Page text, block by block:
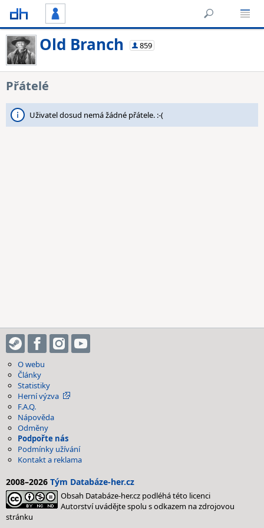
Old Branch 859
Přátelé
Uživatel dosud nemá žádné přátele. :-(
O webu
Články
Statistiky
Herní výzva
F.A.Q.
Nápověda
Odměny
Podpořte nás
Podmínky užívání
Kontakt a reklama
2008–2026 Tým Databáze-her.cz
Obsah Databáze-her.cz podléhá této licenci
Autorství uvádějte spolu s odkazem na zdrojovou
stránku